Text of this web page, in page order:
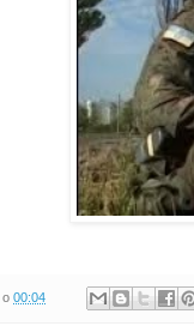
о 00:04